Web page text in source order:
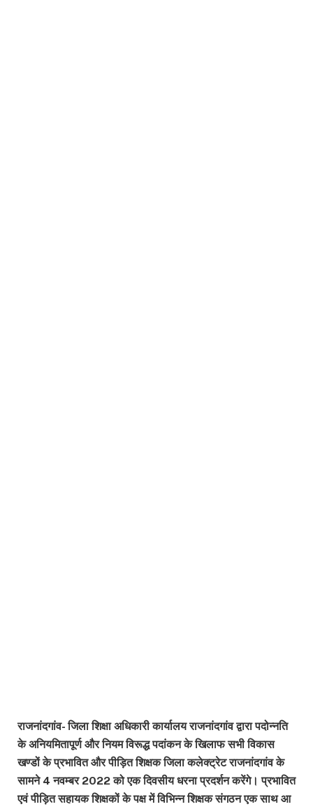
राजनांदगांव- जिला शिक्षा अधिकारी कार्यालय राजनांदगांव द्वारा पदोन्नति
के अनियमितापूर्ण और नियम विरूद्ध पदांकन के खिलाफ सभी विकास
खण्डों के प्रभावित और पीड़ित शिक्षक जिला कलेक्ट्रेट राजनांदगांव के
सामने 4 नवम्बर 2022 को एक दिवसीय धरना प्रदर्शन करेंगे। प्रभावित
एवं पीड़ित सहायक शिक्षकों के पक्ष में विभिन्न शिक्षक संगठन एक साथ आ